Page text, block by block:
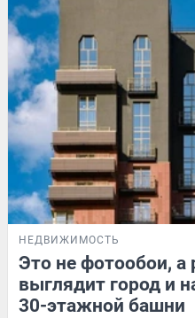
НЕДВИЖИМОСТЬ
Это не фотообои, а
выглядит город и
30-этажной башни